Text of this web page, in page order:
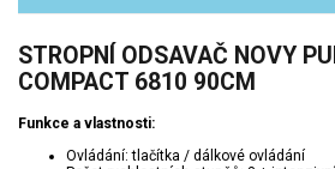
STROPNÍ ODSAVAČ NOVY
COMPACT 6810 90CM
Funkce a vlastnosti:
Ovládání: tlačítka / dálkové ovládání